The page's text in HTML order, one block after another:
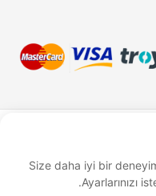
Size daha iyi bir
Ayarlarınızı